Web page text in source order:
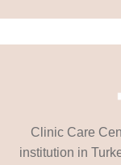
Clinic Care
institution in